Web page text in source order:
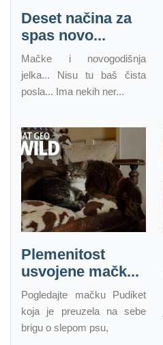
Deset načina za
spas novo...
Mačke i novogodišnja
jelka... Nisu tu baš čista
posla... Ima nekih ner...
Plemenitost
usvojene mačk...
Pogledajte mačku Pudiket
koja je preuzela na sebe
brigu o slepom psu,